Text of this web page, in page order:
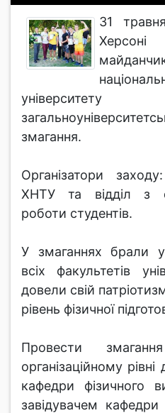
31
змагання.
Організатори
ХНТУ та відділ з
роботи студентів.
У змаганнях брали
всіх факультетів
довели свій
рівень фізичної
Провести
організаційному
кафедри фізичного
завідувачем